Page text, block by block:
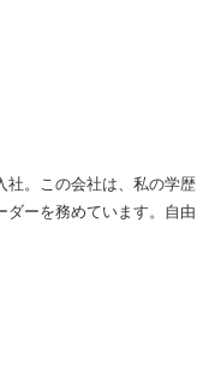
社。この会社は、私の学歴
ダーを務めています。自由